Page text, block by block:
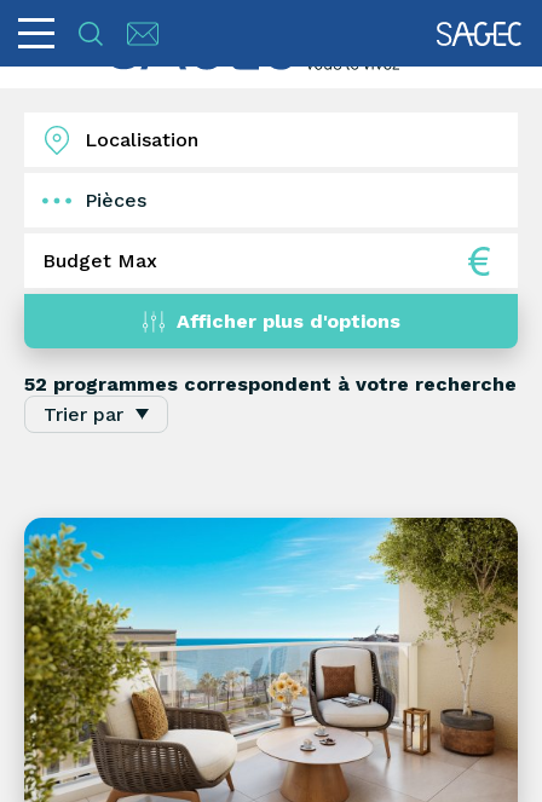
Pièces
1
Afficher plus d'options
52 programmes correspondent à votre recherche
Trier par